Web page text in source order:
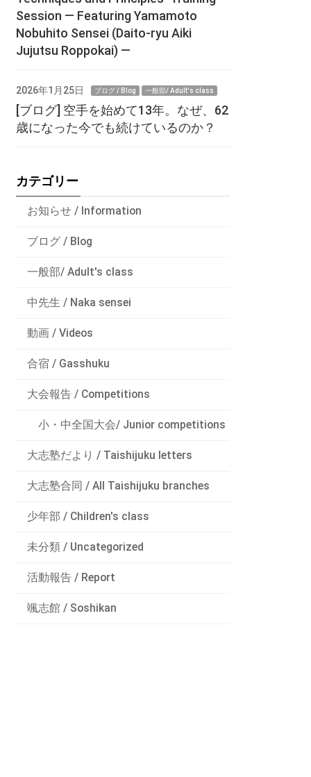
Session — Featuring Yamamoto
Nobuhito Sensei (Daito-ryu Aiki
Jujutsu Roppokai) —
2026年1月25日 ブログ / Blog 一般部/ Adult's class
[ブログ] 空手を始めて13年。なぜ、62
歳になった今でも続けているのか？
カテゴリー
お知らせ / Information
ブログ / Blog
一般部/ Adult's class
中先生 / Naka sensei
動画 / Videos
合宿 / Gasshuku
大会報告 / Competitions
小・中全国大会/ Junior competitions
大志塾だより / Taishijuku letters
大志塾合同 / All Taishijuku branches
少年部 / Children's class
未分類 / Uncategorized
活動報告 / Report
颯志館 / Soshikan